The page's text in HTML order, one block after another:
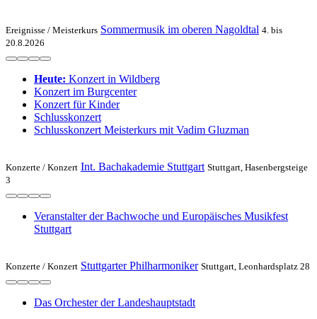
Ereignisse / Meisterkurs Sommermusik im oberen Nagoldtal 4. bis
20.8.2026
Heute: Konzert in Wildberg
Konzert im Burgcenter
Konzert für Kinder
Schlusskonzert
Schlusskonzert Meisterkurs mit Vadim Gluzman
Konzerte / Konzert Int. Bachakademie Stuttgart Stuttgart, Hasenbergsteige
3
Veranstalter der Bachwoche und Europäisches Musikfest
Stuttgart
Konzerte / Konzert Stuttgarter Philharmoniker Stuttgart, Leonhardsplatz 28
Das Orchester der Landeshauptstadt